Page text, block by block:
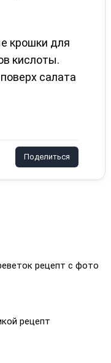
рецепт с фото
рецепт
крошки для
кислоты.
салата
Поделиться